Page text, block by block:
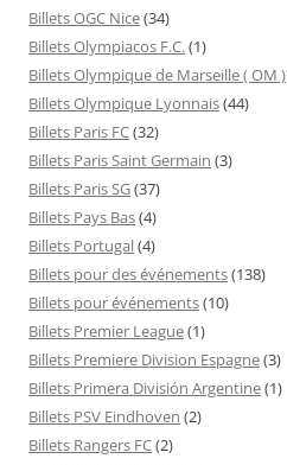
Billets OGC Nice(34)
Billets Olympiacos F.C.(1)
Billets Olympique de Marseille ( OM )
Billets Olympique Lyonnais(44)
Billets Paris FC(32)
Billets Paris Saint Germain (3)
Billets Paris SG(37)
Billets Pays Bas(4)
Billets Portugal(4)
Billets pour des événements(138)
Billets pour événements(10)
Billets Premier League(1)
Billets Premiere Division Espagne(3)
Billets Primera División Argentine(1)
Billets PSV Eindhoven (2)
Billets Rangers FC(2)